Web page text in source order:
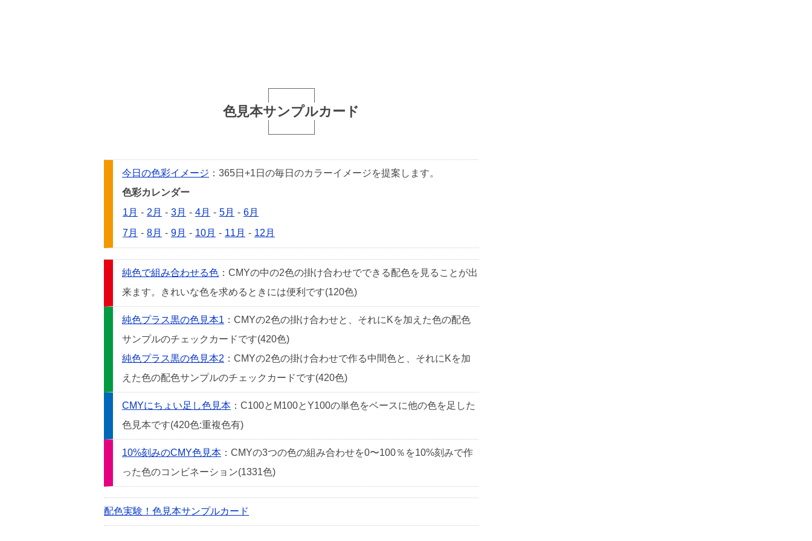
色見本サンプルカード
今日の色彩イメージ ：365日+1日の毎日のカラーイメージを提案します。
色彩カレンダー
1月 - 2月 - 3月 - 4月 - 5月 - 6月
7月 - 8月 - 9月 - 10月 - 11月 - 12月
純色で組み合わせる色 ：CMYの中の2色の掛け合わせでできる配色を見ることが出
来ます。きれいな色を求めるときには便利です(120色)
純色プラス黒の色見本1 ：CMYの2色の掛け合わせと、それにKを加えた色の配色
サンプルのチェックカードです(420色)
純色プラス黒の色見本2 ：CMYの2色の掛け合わせで作る中間色と、それにKを加
えた色の配色サンプルのチェックカードです(420色)
CMYにちょい足し色見本 ：C100とM100とY100の単色をベースに他の色を足した
色見本です(420色:重複色有)
10%刻みのCMY色見本 ：CMYの3つの色の組み合わせを0〜100％を10%刻みで作
った色のコンビネーション(1331色)
配色実験！色見本サンプルカード